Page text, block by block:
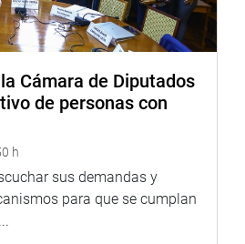
2021-2022, el cual no podrá ser
total del sector público”.
sanción fue posible en mérito al
los representantes de las
en reiteradas ocasiones que lo
definitivo porque podría
en los próximos días o en
Cámara de Diputados
de personas con
h
sus demandas y
para que se cumplan